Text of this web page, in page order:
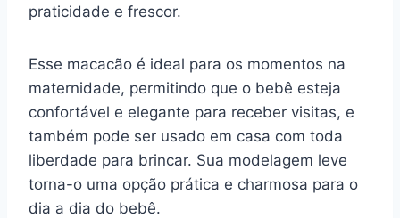
praticidade e frescor.
Esse macacão é ideal para os momentos na
maternidade, permitindo que o bebê esteja
confortável e elegante para receber visitas, e
também pode ser usado em casa com toda
liberdade para brincar. Sua modelagem leve
torna-o uma opção prática e charmosa para o
dia a dia do bebê.